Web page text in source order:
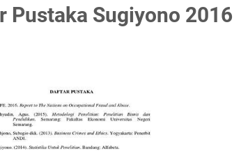
Pustaka Sugiyono 2016